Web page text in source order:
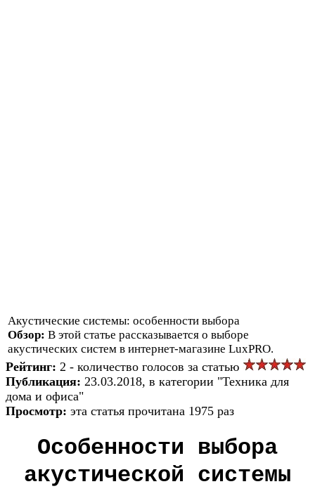
Акустические системы: особенности выбора
Обзор: В этой статье рассказывается о выборе
акустических систем в интернет-магазине LuxPRO.
Рейтинг: 2 - количество голосов за статью
Публикация: 23.03.2018, в категории "Техника для
дома и офиса"
Просмотр: эта статья прочитана 1975 раз
Особенности выбора
акустической системы